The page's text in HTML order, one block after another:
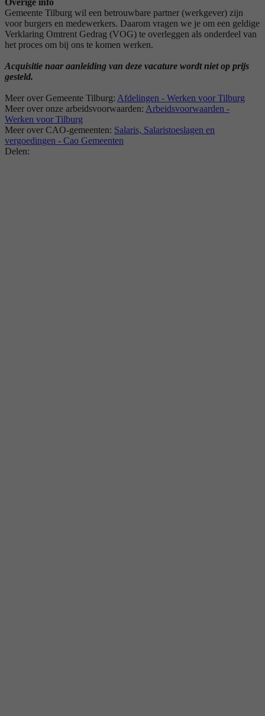
Gemeente Tilburg wil een betrouwbare partner (werkgever) zijn
voor burgers en medewerkers. Daarom vragen we je om een geldige
Verklaring Omtrent Gedrag (VOG) te overleggen als onderdeel van
het proces om bij ons te komen werken.
Acquisitie naar aanleiding van deze vacature wordt niet op prijs
gesteld.
Meer over Gemeente Tilburg: Afdelingen - Werken voor Tilburg
Meer over onze arbeidsvoorwaarden: Arbeidsvoorwaarden -
Werken voor Tilburg
Meer over CAO-gemeenten: Salaris, Salaristoeslagen en
vergoedingen - Cao Gemeenten
Delen: